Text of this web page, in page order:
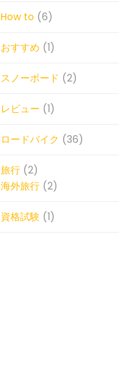
How to (6)
おすすめ (1)
スノーボード (2)
レビュー (1)
ロードバイク (36)
旅行 (2)
海外旅行 (2)
資格試験 (1)